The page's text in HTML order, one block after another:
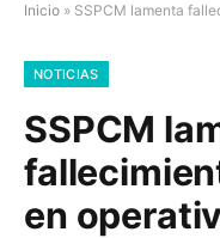
Inicio » SSPCM lamenta
NOTICIAS
SSPCM
en